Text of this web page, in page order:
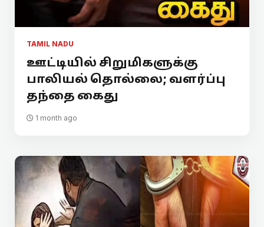
TAMIL NADU
ஊட்டியில் சிறுமிகளுக்கு
பாலியல் தொல்லை; வளர்ப்பு
தந்தை கைது
1 month ago